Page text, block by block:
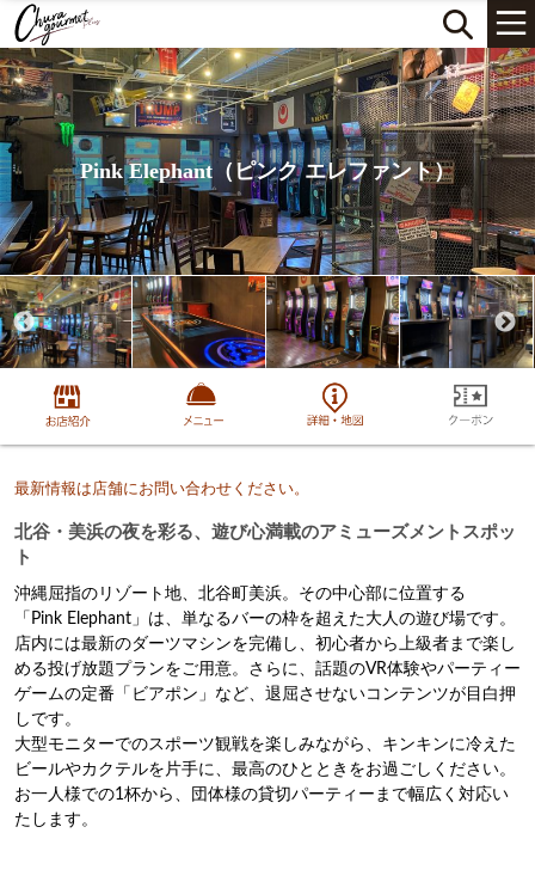
Pink Elephant（ピンク エレファント）
最新情報は店舗にお問い合わせください。
北谷・美浜の夜を彩る、遊び心満載のアミューズメントスポッ
ト
沖縄屈指のリゾート地、北谷町美浜。その中心部に位置する
「Pink Elephant」は、単なるバーの枠を超えた大人の遊び場です。
店内には最新のダーツマシンを完備し、初心者から上級者まで楽し
める投げ放題プランをご用意。さらに、話題のVR体験やパーティー
ゲームの定番「ビアポン」など、退屈させないコンテンツが目白押
しです。
大型モニターでのスポーツ観戦を楽しみながら、キンキンに冷えた
ビールやカクテルを片手に、最高のひとときをお過ごしください。
お一人様での1杯から、団体様の貸切パーティーまで幅広く対応い